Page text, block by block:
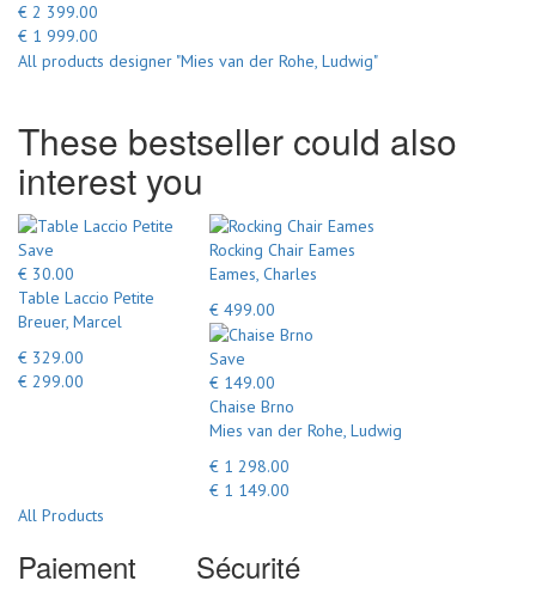
€ 2 399.00
€ 1 999.00
All products designer "Mies van der Rohe, Ludwig"
These bestseller could also
interest you
Save
€ 30.00
Table Laccio Petite
Breuer, Marcel
€ 329.00
€ 299.00
Rocking Chair Eames
Eames, Charles
€ 499.00
Save
€ 149.00
Chaise Brno
Mies van der Rohe, Ludwig
€ 1 298.00
€ 1 149.00
All Products
Paiement Sécurité